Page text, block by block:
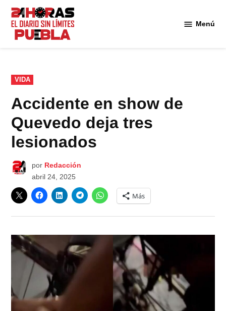
Saltar
contenido
Menú
PUBLICADO
EN
VIDA
Accidente en show de
Quevedo deja tres
lesionados
por Redacción
abril 24, 2025
Más